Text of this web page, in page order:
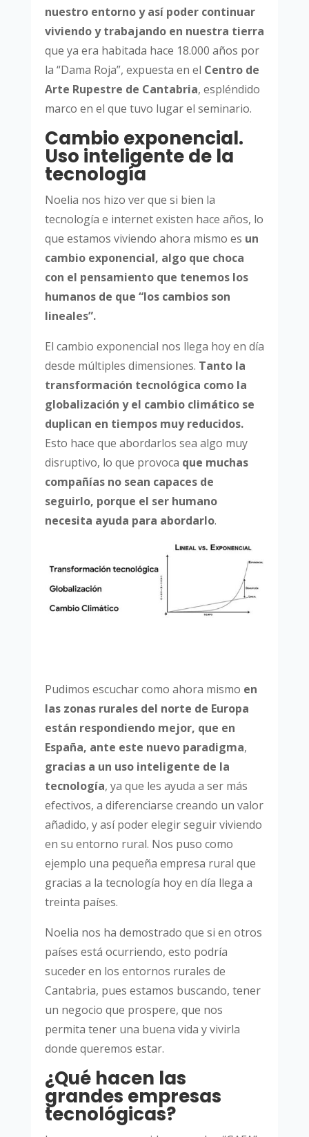
nuestro entornoy así poder continuar
viviendo y trabajando en nuestra tierra
que ya era habitada hace 18.000 años por
la “Dama Roja”, expuesta en el Centro de
Arte Rupestre de Cantabria, espléndido
marco en el que tuvo lugar el seminario.
Cambio exponencial.
Uso inteligente de la
tecnología
Noelia nos hizo ver que si bien la
tecnología e internet existen hace años, lo
que estamos viviendo ahora mismo es un
cambio exponencial, algo que choca
con el pensamiento que tenemos los
humanos de que “los cambios son
lineales”.
El cambio exponencial nos llega hoy en día
desde múltiples dimensiones. Tanto la
transformación tecnológica como la
globalización y el cambio climático se
duplican en tiempos muy reducidos.
Esto hace que abordarlos sea algo muy
disruptivo, lo que provoca que muchas
compañías no sean capaces de
seguirlo, porque el ser humano
necesita ayuda para abordarlo.
Pudimos escuchar como ahora mismo en
las zonas rurales del norte de Europa
están respondiendo mejor, que en
España, ante este nuevo paradigma,
gracias a un uso inteligente de la
tecnología, ya que les ayuda a ser más
efectivos, a diferenciarse creando un valor
añadido, y así poder elegir seguir viviendo
en su entorno rural. Nos puso como
ejemplo una pequeña empresa rural que
gracias a la tecnología hoy en día llega a
treinta países.
Noelia nos ha demostrado que si en otros
países está ocurriendo, esto podría
suceder en los entornos rurales de
Cantabria, pues estamos buscando, tener
un negocio que prospere, que nos
permita tener una buena vida y vivirla
donde queremos estar.
¿Qué hacen las
grandes empresas
tecnológicas?